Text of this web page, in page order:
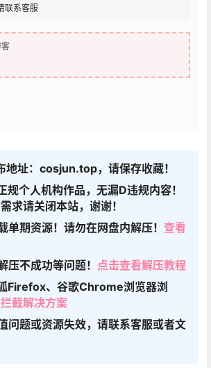
联系客服
地址：cosjun.top，请保存收藏！
规个人机构作品，无漏D违规内容！
求请关闭本站，谢谢！
单期资源！请勿在网盘内解压！ 查看
压不成功等问题！ 点击查看解压教程
Firefox、谷歌Chrome浏览器浏
截解决方案
问题或资源失效，请联系客服或者文